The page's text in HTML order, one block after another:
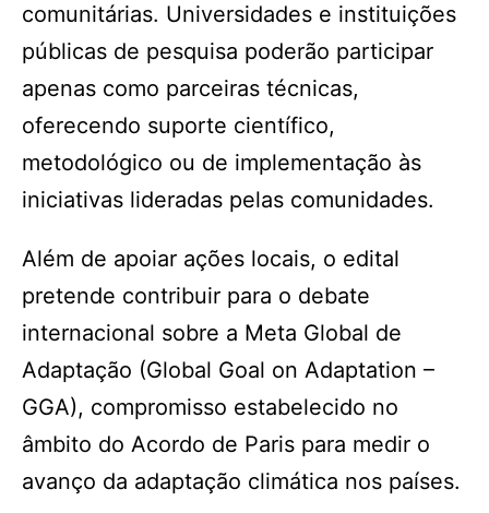
comunitárias. Universidades e instituições
públicas de pesquisa poderão participar
apenas como parceiras técnicas,
oferecendo suporte científico,
metodológico ou de implementação às
iniciativas lideradas pelas comunidades.
Além de apoiar ações locais, o edital
pretende contribuir para o debate
internacional sobre a Meta Global de
Adaptação (Global Goal on Adaptation –
GGA), compromisso estabelecido no
âmbito do Acordo de Paris para medir o
avanço da adaptação climática nos países.